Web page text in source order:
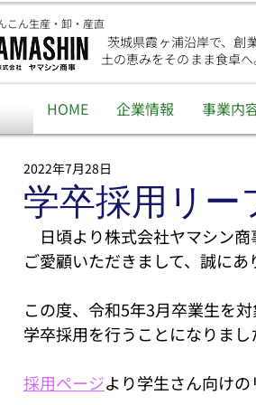
こん生産・卸・産直
茨城県霞ヶ浦沿岸で、創
土の恵みをそのまま食卓
HOME 企業情報 事業内
学卒採用リー
2022年7月28日
日頃より株式会社ヤマシン商
ご愛顧いただきまして、誠にあ
この度、令和5年3月卒業生を
学卒採用を行うことになりまし
採用ページより学生さん向けの